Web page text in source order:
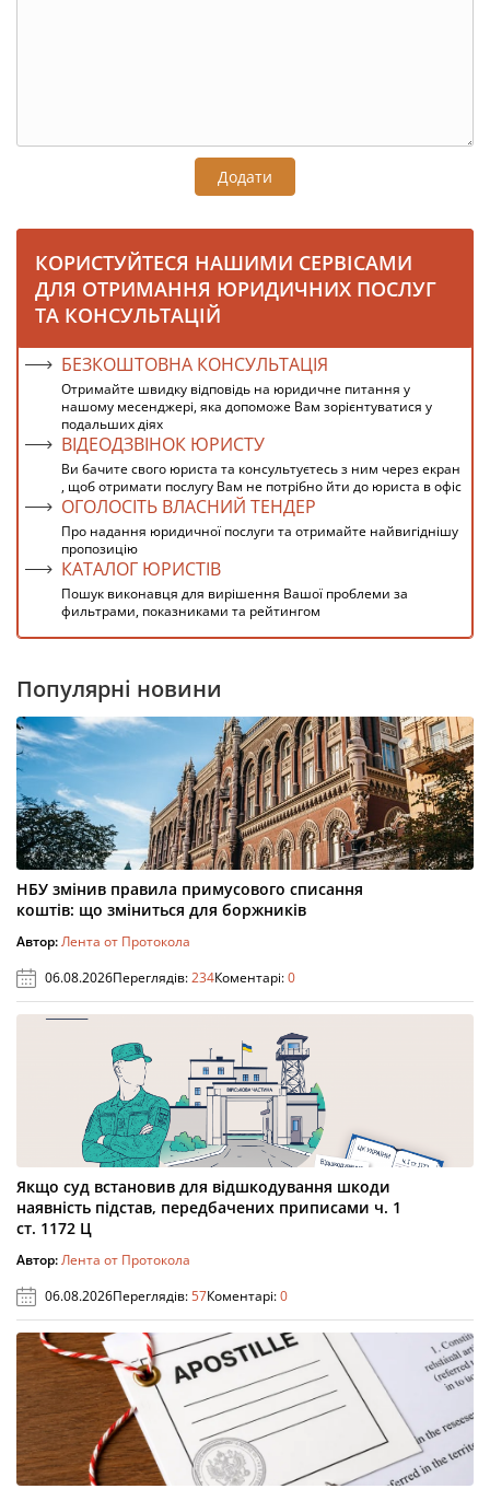
Додати
КОРИСТУЙТЕСЯ НАШИМИ СЕРВІСАМИ
ДЛЯ ОТРИМАННЯ ЮРИДИЧНИХ ПОСЛУГ
ТА КОНСУЛЬТАЦІЙ
БЕЗКОШТОВНА КОНСУЛЬТАЦІЯ
Отримайте швидку відповідь на юридичне питання у
нашому месенджері, яка допоможе Вам зорієнтуватися у
подальших діях
ВІДЕОДЗВІНОК ЮРИСТУ
Ви бачите свого юриста та консультуєтесь з ним через екран
, щоб отримати послугу Вам не потрібно йти до юриста в офіс
ОГОЛОСІТЬ ВЛАСНИЙ ТЕНДЕР
Про надання юридичної послуги та отримайте найвигіднішу
пропозицію
КАТАЛОГ ЮРИСТІВ
Пошук виконавця для вирішення Вашої проблеми за
фильтрами, показниками та рейтингом
Популярні новини
НБУ змінив правила примусового списання
коштів: що зміниться для боржників
Автор:Лента от Протокола
06.08.2026Переглядів:234Коментарі:0
Якщо суд встановив для відшкодування шкоди
наявність підстав, передбачених приписами ч. 1
ст. 1172 Ц
Автор:Лента от Протокола
06.08.2026Переглядів:57Коментарі:0